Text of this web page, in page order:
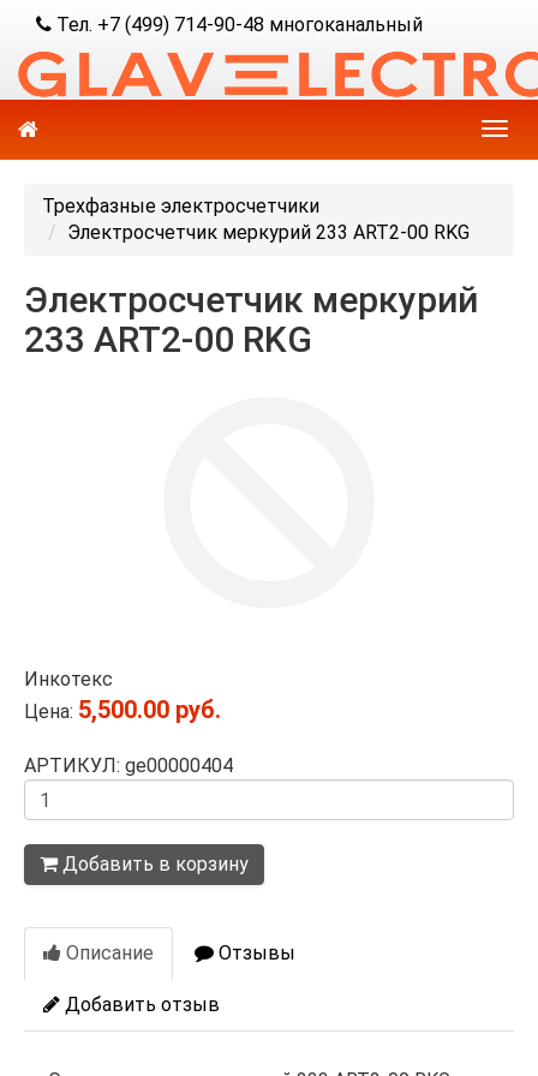
Тел. +7 (499) 714-90-48 многоканальный
Трехфазные электросчетчики
Электросчетчик меркурий 233 АRT2-00 RKG
Электросчетчик меркурий
233 АRT2-00 RKG
Инкотекс
Цена: 5,500.00 руб.
АРТИКУЛ: ge00000404
Количество
Добавить в корзину
Описание Отзывы
Добавить отзыв